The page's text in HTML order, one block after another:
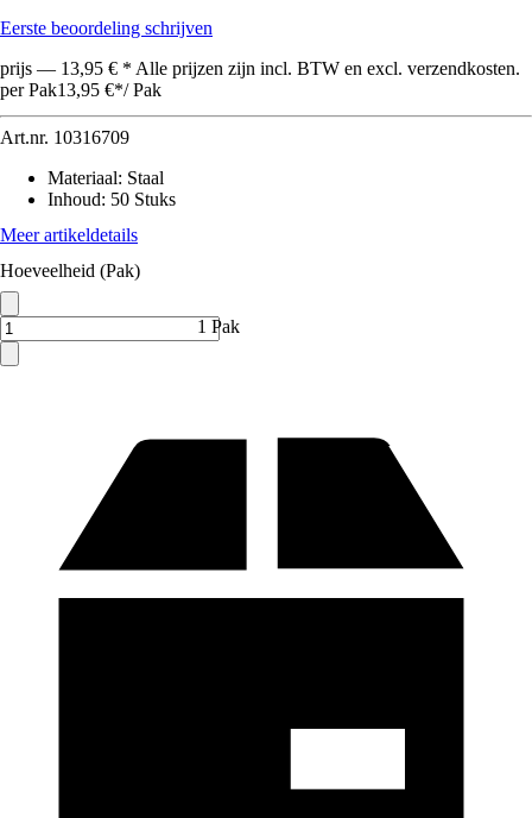
Eerste beoordeling schrijven
prijs — 13,95 € * Alle prijzen zijn incl. BTW en excl. verzendkosten.
per Pak13,95 €*/ Pak
Art.nr. 10316709
Materiaal: Staal
Inhoud: 50 Stuks
Meer artikeldetails
Hoeveelheid (Pak)
1 Pak